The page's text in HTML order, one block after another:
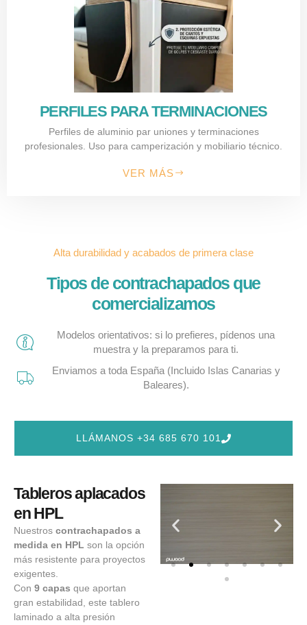
PERFILES PARA TERMINACIONES
Perfiles de aluminio par uniones y terminaciones
profesionales. Uso para camperización y mobiliario técnico.
VER MÁS
Alta durabilidad y acabados de primera clase
Tipos de contrachapados que
comercializamos
Modelos orientativos: si lo prefieres, pídenos una
muestra y la preparamos para ti.
Enviamos a toda España (Incluido Islas Canarias y
Baleares).
LLÁMANOS +34 685 670 101
Tableros aplacados
en HPL
Nuestros contrachapados a
medida en HPL son la opción
más resistente para proyectos
exigentes.
Con 9 capas que aportan
gran estabilidad, este tablero
laminado a alta presión